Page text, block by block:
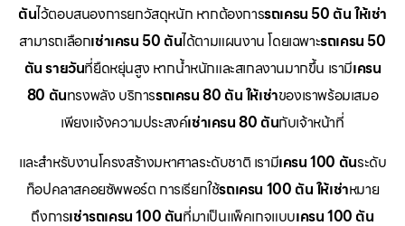
ตันไว้ตอบสนองการยกวัสดุหนัก หากต้องการรถเครน 50 ตัน ให้เช่า
สามารถเลือกเช่าเครน 50 ตันได้ตามแผนงาน โดยเฉพาะรถเครน 50
ตัน รายวันที่ยืดหยุ่นสูง หากน้ำหนักและสเกลงานมากขึ้น เรามีเครน
80 ตันทรงพลัง บริการรถเครน 80 ตัน ให้เช่าของเราพร้อมเสมอ
เพียงแจ้งความประสงค์เช่าเครน 80 ตันกับเจ้าหน้าที่
และสำหรับงานโครงสร้างมหาศาลระดับชาติ เรามีเครน 100 ตันระดับ
ท็อปคลาสคอยซัพพอร์ต การเรียกใช้รถเครน 100 ตัน ให้เช่าหมาย
ถึงการเช่ารถเครน 100 ตันที่มาเป็นแพ็คเกจแบบเครน 100 ตัน